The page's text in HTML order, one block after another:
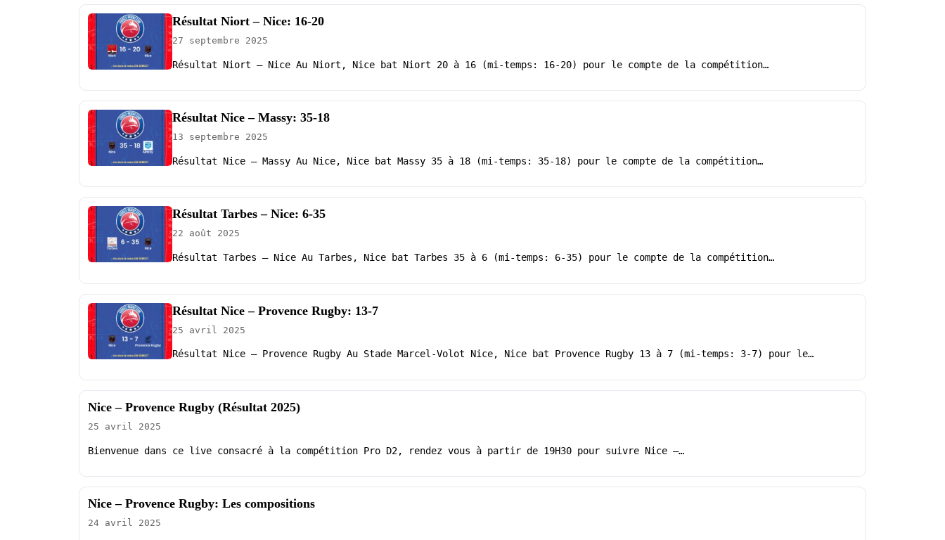
Résultat Niort – Nice: 16-20
27 septembre 2025
Résultat Niort – Nice Au Niort, Nice bat Niort 20 à 16 (mi-temps: 16-20) pour le compte de la compétition…
Résultat Nice – Massy: 35-18
13 septembre 2025
Résultat Nice – Massy Au Nice, Nice bat Massy 35 à 18 (mi-temps: 35-18) pour le compte de la compétition…
Résultat Tarbes – Nice: 6-35
22 août 2025
Résultat Tarbes – Nice Au Tarbes, Nice bat Tarbes 35 à 6 (mi-temps: 6-35) pour le compte de la compétition…
Résultat Nice – Provence Rugby: 13-7
25 avril 2025
Résultat Nice – Provence Rugby Au Stade Marcel-Volot Nice, Nice bat Provence Rugby 13 à 7 (mi-temps: 3-7) pour le…
Nice – Provence Rugby (Résultat 2025)
25 avril 2025
Bienvenue dans ce live consacré à la compétition Pro D2, rendez vous à partir de 19H30 pour suivre Nice –…
Nice – Provence Rugby: Les compositions
24 avril 2025